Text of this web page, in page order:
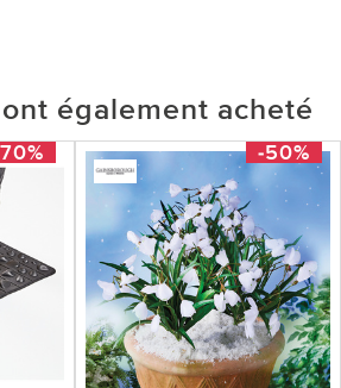
également acheté
-50%